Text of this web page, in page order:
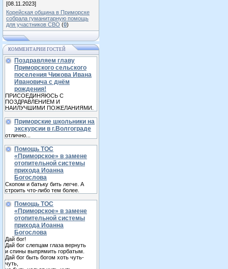
[08.11.2023]
Корейская община в Приморске
собрала гуманитарную помощь
для участников СВО (0)
КОММЕНТАРИИ ГОСТЕЙ
Поздравляем главу
Приморского сельского
поселения Чижова Ивана
Ивановича с днём
рождения!
ПРИСОЕДИНЯЮСЬ С
ПОЗДРАВЛЕНИЕМ И
НАИЛУЧШИМИ ПОЖЕЛАНИЯМИ.
Приморские школьники на
экскурсии в г.Волгограде
отлично...
Помощь ТОС
«Приморское» в замене
отопительной системы
прихода Иоанна
Богослова
Скопом и батьку бить легче. А
строить что-либо тем более.
Помощь ТОС
«Приморское» в замене
отопительной системы
прихода Иоанна
Богослова
Дай бог!
Дай бог слепцам глаза вернуть
и спины выпрямить горбатым.
Дай бог быть богом хоть чуть-
чуть,